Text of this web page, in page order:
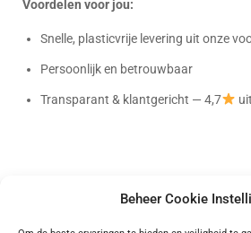
Beheer Cookie
Voordelen voor jou:
Snelle, plasticvrije levering uit onze
Persoonlijk en betrouwbaar
Transparant & klantgericht — 4,7